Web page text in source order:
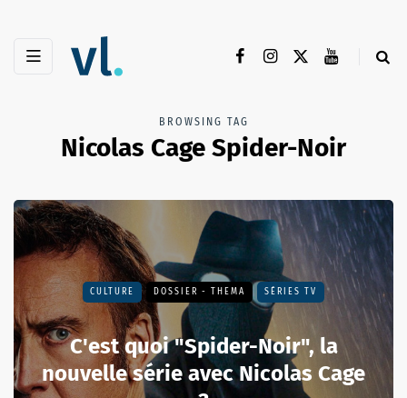
BROWSING TAG
Nicolas Cage Spider-Noir
CULTURE DOSSIER - THEMA SÉRIES TV
C'est quoi "Spider-Noir", la
nouvelle série avec Nicolas Cage